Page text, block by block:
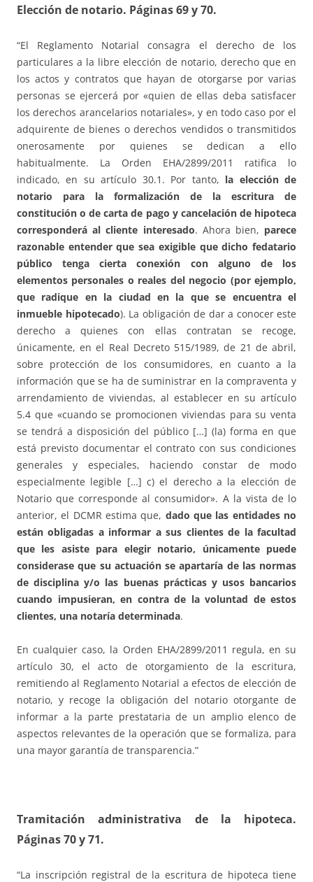
Elección de notario. Páginas 69 y 70.
“El Reglamento Notarial consagra el derecho de los
particulares a la libre elección de notario, derecho que en
los actos y contratos que hayan de otorgarse por varias
personas se ejercerá por «quien de ellas deba satisfacer
los derechos arancelarios notariales», y en todo caso por el
adquirente de bienes o derechos vendidos o transmitidos
onerosamente por quienes se dedican a ello
habitualmente. La Orden EHA/2899/2011 ratifica lo
indicado, en su artículo 30.1. Por tanto, la elección de
notario para la formalización de la escritura de
constitución o de carta de pago y cancelación de hipoteca
corresponderá al cliente interesado. Ahora bien, parece
razonable entender que sea exigible que dicho fedatario
público tenga cierta conexión con alguno de los
elementos personales o reales del negocio (por ejemplo,
que radique en la ciudad en la que se encuentra el
inmueble hipotecado). La obligación de dar a conocer este
derecho a quienes con ellas contratan se recoge,
únicamente, en el Real Decreto 515/1989, de 21 de abril,
sobre protección de los consumidores, en cuanto a la
información que se ha de suministrar en la compraventa y
arrendamiento de viviendas, al establecer en su artículo
5.4 que «cuando se promocionen viviendas para su venta
se tendrá a disposición del público […] (la) forma en que
está previsto documentar el contrato con sus condiciones
generales y especiales, haciendo constar de modo
especialmente legible […] c) el derecho a la elección de
Notario que corresponde al consumidor». A la vista de lo
anterior, el DCMR estima que, dado que las entidades no
están obligadas a informar a sus clientes de la facultad
que les asiste para elegir notario, únicamente puede
considerase que su actuación se apartaría de las normas
de disciplina y/o las buenas prácticas y usos bancarios
cuando impusieran, en contra de la voluntad de estos
clientes, una notaría determinada.
En cualquier caso, la Orden EHA/2899/2011 regula, en su
artículo 30, el acto de otorgamiento de la escritura,
remitiendo al Reglamento Notarial a efectos de elección de
notario, y recoge la obligación del notario otorgante de
informar a la parte prestataria de un amplio elenco de
aspectos relevantes de la operación que se formaliza, para
una mayor garantía de transparencia.”
Tramitación administrativa de la hipoteca.
Páginas 70 y 71.
“La inscripción registral de la escritura de hipoteca tiene